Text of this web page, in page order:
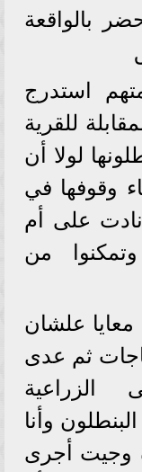
بالواقعة
استدرج
للقرية
لولا أن
وقوفها في
على أم
من
علشان
ثم عدى
الزراعية
وأنا
وجيت أجرى